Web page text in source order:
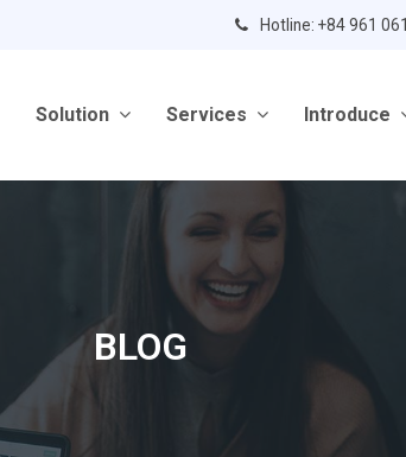
Hotline: +84 961
Solution Services Introduce
BLOG